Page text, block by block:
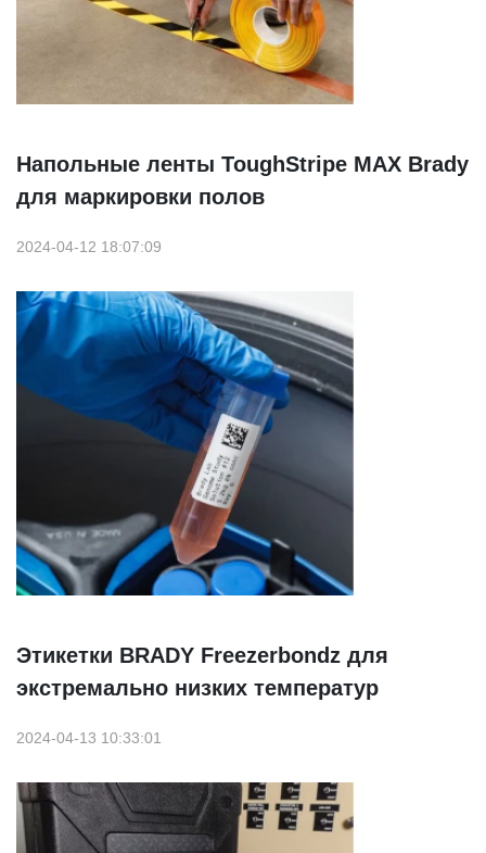
Напольные ленты ToughStripe MAX Brady
для маркировки полов
2024-04-12 18:07:09
Этикетки BRADY Freezerbondz для
экстремально низких температур
2024-04-13 10:33:01